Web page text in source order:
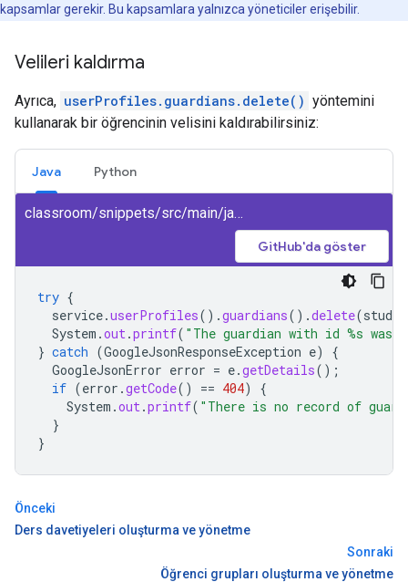
kapsamlar gerekir. Bu kapsamlara yalnızca yöneticiler erişebilir.
Velileri kaldırma
Ayrıca, userProfiles.guardians.delete() yöntemini
kullanarak bir öğrencinin velisini kaldırabilirsiniz:
Java Python
classroom/snippets/src/main/java/DeleteGuardian.java
GitHub'da göster
try {
service.userProfiles().guardians().delete(
System .out .printf( "The guardian with id %s was
} catch (GoogleJsonResponseException e)
{
GoogleJsonError error = e.getDetails();
if (error .getCode() == 404)
{
System .out .printf( "There is no record of
}
}
Önceki
Ders davetiyeleri oluşturma ve yönetme
Sonraki
Öğrenci grupları oluşturma ve yönetme